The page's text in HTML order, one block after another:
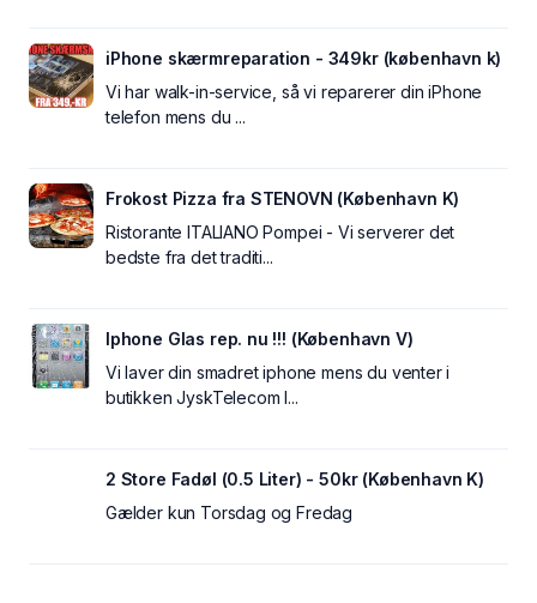
iPhone skærmreparation - 349kr (københavn k)
Vi har walk-in-service, så vi reparerer din iPhone
telefon mens du ...
Frokost Pizza fra STENOVN (København K)
Ristorante ITALIANO Pompei - Vi serverer det
bedste fra det traditi...
Iphone Glas rep. nu !!! (København V)
Vi laver din smadret iphone mens du venter i
butikken JyskTelecom I...
2 Store Fadøl (0.5 Liter) - 50kr (København K)
Gælder kun Torsdag og Fredag